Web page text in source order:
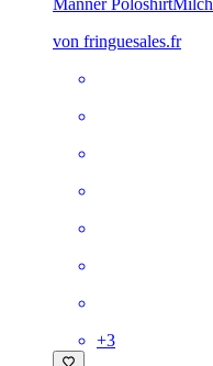
Männer PoloshirtMilch
von fringuesales.fr
+3